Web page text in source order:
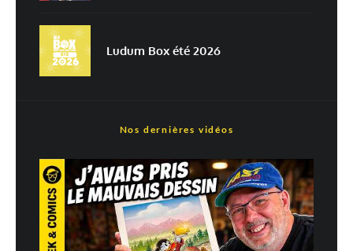
traitées
Ludum Box été 2026
Nos dernières vidéos